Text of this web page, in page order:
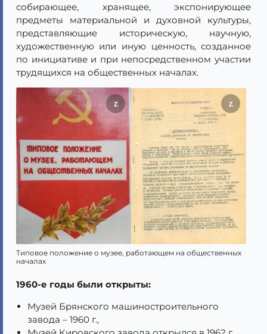
собирающее, хранящее, экспонирующее
предметы материальной и духовной культуры,
представляющие историческую, научную,
художественную или иную ценность, созданное
по инициативе и при непосредственном участии
трудящихся на общественных началах.
Типовое положение о музее, работающем на общественных
началах
1960-е годы были открыты:
Музей Брянского машиностроительного
завода – 1960 г.,